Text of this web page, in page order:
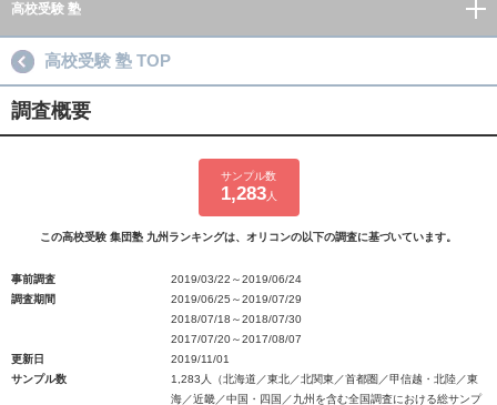
高校受験 塾
高校受験 塾 TOP
調査概要
サンプル数
1,283人
この高校受験 集団塾 九州ランキングは、オリコンの以下の調査に基づいています。
事前調査
2019/03/22～2019/06/24
調査期間
2019/06/25～2019/07/29
2018/07/18～2018/07/30
2017/07/20～2017/08/07
更新日
2019/11/01
サンプル数
1,283人（北海道／東北／北関東／首都圏／甲信越・北陸／東
海／近畿／中国・四国／九州を含む全国調査における総サンプ